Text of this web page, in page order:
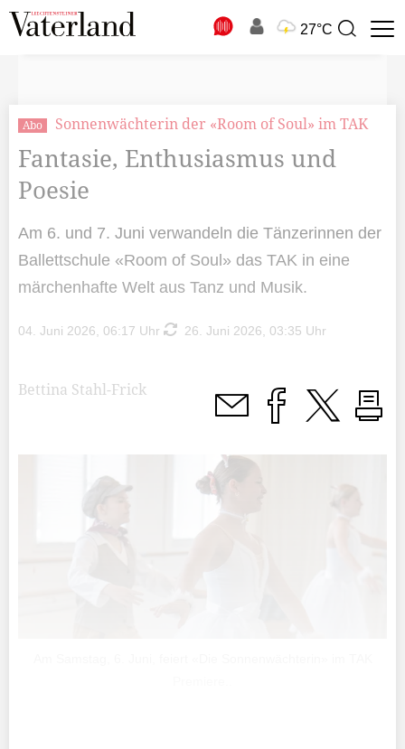
27°C
Suchbegriff
Abo Sonnenwächterin der «Room of Soul» im TAK
Fantasie, Enthusiasmus und
Poesie
Am 6. und 7. Juni verwandeln die Tänzerinnen der
Ballettschule «Room of Soul» das TAK in eine
märchenhafte Welt aus Tanz und Musik.
04. Juni 2026, 06:17 Uhr 26. Juni 2026, 03:35 Uhr
Bettina Stahl-Frick